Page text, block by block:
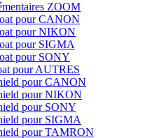
ZOOM
pour CANON
pour NIKON
pour SIGMA
pour SONY
pour AUTRES
pour CANON
pour NIKON
pour SONY
pour SIGMA
pour TAMRON